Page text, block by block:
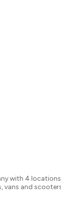
with 4
and